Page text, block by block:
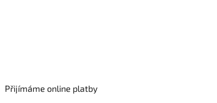
Přijímáme online platby